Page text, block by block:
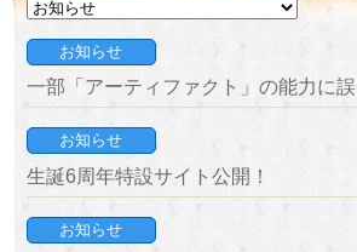
お知らせ
お知らせ
生誕6周年特設サイト公開！
お知らせ